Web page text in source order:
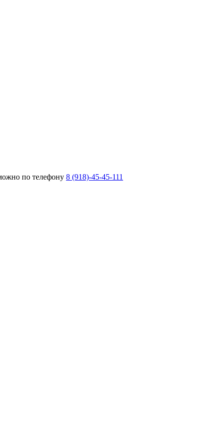
по телефону 8 (918)-45-45-111